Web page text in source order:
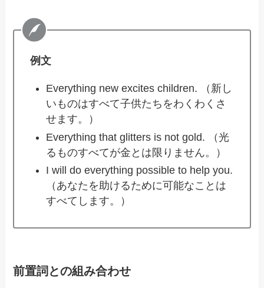
例文
Everything new excites children. （新し
いものはすべて子供たちをわくわくさ
せます。）
Everything that glitters is not gold. （光
るものすべてが金とは限りません。）
I will do everything possible to help you.
（あなたを助けるために可能なことは
すべてします。）
前置詞との組み合わせ